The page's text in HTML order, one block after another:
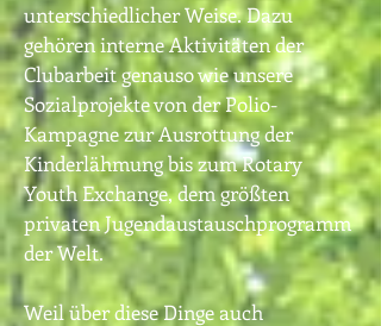
unterschiedlicher Weise. Dazu
gehören interne Aktivitäten der
Clubarbeit genauso wie unsere
Sozialprojekte von der Polio-
Kampagne zur Ausrottung der
Kinderlähmung bis zum Rotary
Youth Exchange, dem größten
privaten Jugendaustauschprogramm
der Welt.
Weil über diese Dinge auch